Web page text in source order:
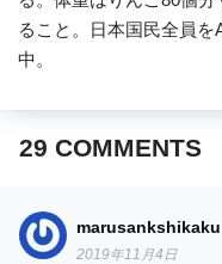
ること。日本国民全員
中。
29 COMMENTS
marusankshikaku
2019年11月4日